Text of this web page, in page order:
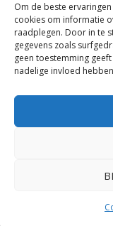
Om de beste
cookies om informatie
raadplegen. Door in te
gegevens zoals
geen toestemming
nadelige invloed